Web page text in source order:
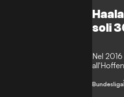
soli
Nel
Bundesliga